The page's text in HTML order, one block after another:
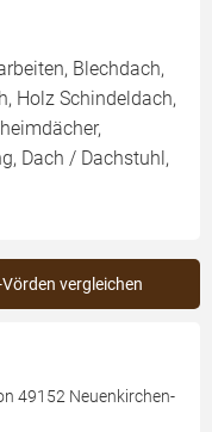
Blechdach,
Holz Schindeldach,
Dach / Dachstuhl,
vergleichen
49152 Neuenkirchen-